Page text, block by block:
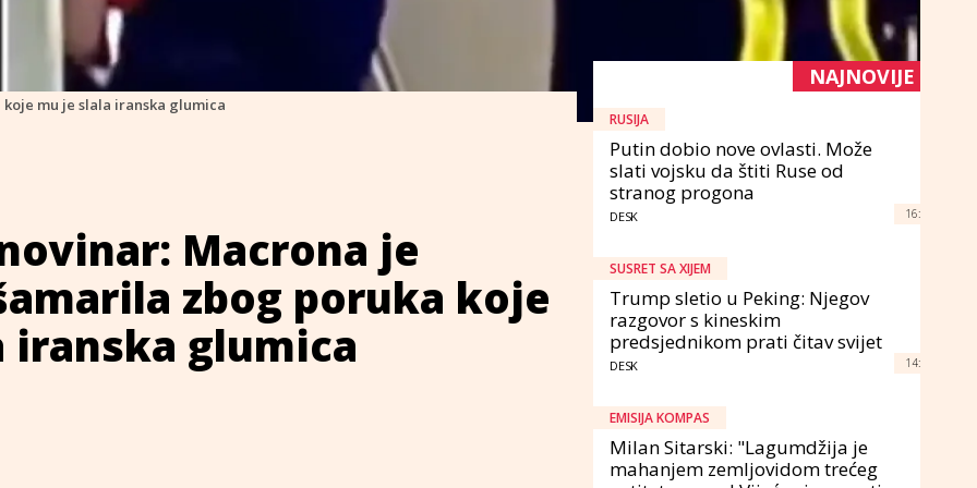
mu je slala iranska glumica
Macrona je
zbog poruka koje
iranska glumica
NAJNOVIJE
RUSIJA
Putin dobio nove ovlasti. Može
slati vojsku da štiti Ruse od
stranog progona
DESK 16:
SUSRET SA XIJEM
Trump sletio u Peking: Njegov
razgovor s kineskim
predsjednikom prati čitav svijet
DESK 14:
EMISIJA KOMPAS
Milan Sitarski: "Lagumdžija je
mahanjem zemljovidom trećeg